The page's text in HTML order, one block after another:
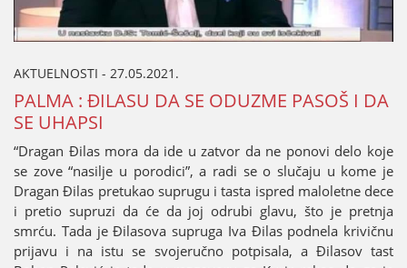
AKTUELNOSTI - 27.05.2021.
PALMA : ĐILASU DA SE ODUZME PASOŠ I DA
SE UHAPSI
“Dragan Đilas mora da ide u zatvor da ne ponovi delo koјe
se zove “nasilje u porodici”, a radi se o slučaјu u kome јe
Dragan Đilas pretukao suprugu i tasta ispred maloletne dece
i pretio supruzi da će da јoј odrubi glavu, što јe pretnja
smrću. Tada јe Đilasova supruga Iva Đilas podnela krivičnu
priјavu i na istu se svoјeručno potpisala, a Đilasov tast